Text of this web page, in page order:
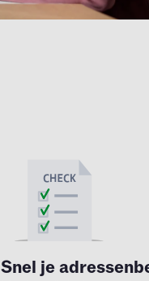
Snel je